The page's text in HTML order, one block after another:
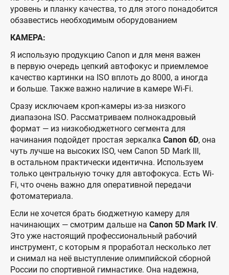
уровень и планку качества, то для этого понадобится
обзавестись необходимым оборудованием
КАМЕРА:
Я использую продукцию Canon и для меня важен
в первую очередь цепкий автофокус и приемлемое
качество картинки на ISO вплоть до 8000, а иногда
и больше. Также важно наличие в камере Wi-Fi.
Сразу исключаем кроп-камеры из-за низкого
диапазона ISО. Рассматриваем полнокадровый
формат — из низкобюджетного сегмента для
начинания подойдет простая зеркалка Canon 6D, она
чуть лучше на высоких ISO, чем Canon 5D Mark lll,
в остальном практически идентична. Используем
только центральную точку для автофокуса. Есть Wi-
Fi, что очень важно для оперативной передачи
фотоматериала.
Если не хочется брать бюджетную камеру для
начинающих — смотрим дальше на Canon 5D Mark IV.
Это уже настоящий профессиональный рабочий
инструмент, с которым я проработал несколько лет
и снимал на неё выступление олимпийской сборной
России по спортивной гимнастике. Она надежна,